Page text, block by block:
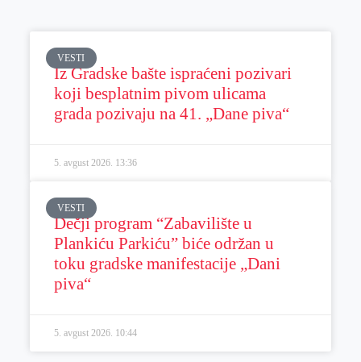
VESTI
Iz Gradske bašte ispraćeni pozivari
koji besplatnim pivom ulicama
grada pozivaju na 41. „Dane piva“
5. avgust 2026. 13:36
VESTI
Dečji program “Zabavilište u
Plankiću Parkiću” biće održan u
toku gradske manifestacije „Dani
piva“
5. avgust 2026. 10:44